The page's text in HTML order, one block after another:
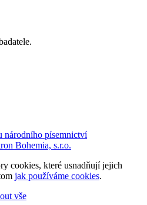
národního písemnictví
Bohemia, s.r.o.
cookies, které usnadňují jejich
jak používáme cookies.
vše